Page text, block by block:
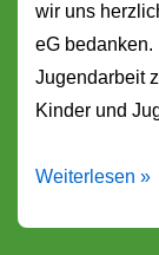
wir uns
eG bedanken.
Jugendarbeit
Kinder und
Spendengala
Weiterlesen »